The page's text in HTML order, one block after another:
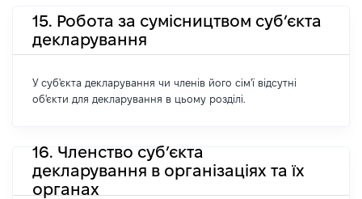
15. Робота за сумісництвом суб’єкта
декларування
У суб'єкта декларування чи членів його сім'ї відсутні
об'єкти для декларування в цьому розділі.
16. Членство суб’єкта
декларування в організаціях та їх
органах